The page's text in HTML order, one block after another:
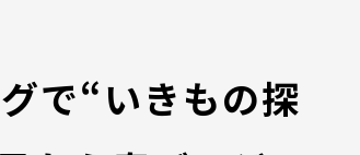
で“いきもの探